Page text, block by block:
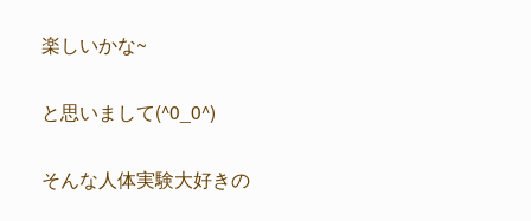
楽しいかな~
と思いまして(^0_0^)
そんな人体実験大好きの